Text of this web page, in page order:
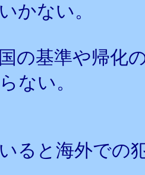
かない。
の基準や帰化
ない。
ると海外での